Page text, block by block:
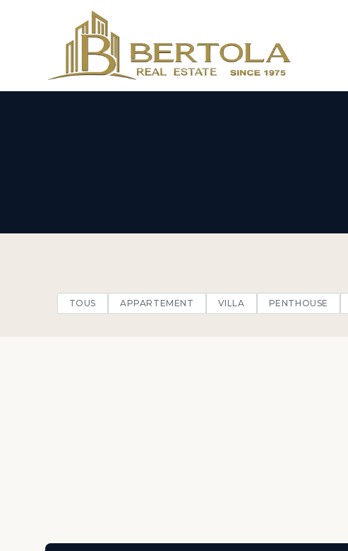
TOUS APPARTEMENT VILLA PENTHOUSE